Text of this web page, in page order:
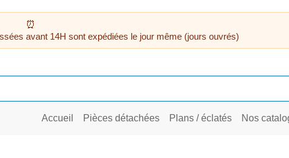
avant 14H sont expédiées le jour même (jours ouvrés)
Accueil Pièces détachées Plans / éclatés Nos